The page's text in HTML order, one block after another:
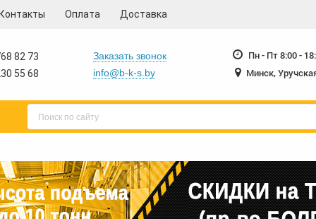
Контакты Оплата Доставка
82 73
55 68
Заказать звонок
info@b-k-s.by
Пн - Пт 8:00 -
Минск,